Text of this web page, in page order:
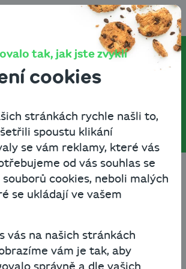
daňová
daňová povinnost
písmena
podle písmena
písmena
podle písmena
Filtrovat podle písmena
O
Filtrovat podle písmena
P
Filtrovat podle
R
Filtrovat
S
tak, jak jste zvyklí
cookies
stránkách rychle našli to,
spoustu klikání
se vám reklamy, které vás
od vás souhlas se
cookies, neboli malých
se ukládají ve vašem
vás na našich stránkách
vám je tak, aby
správně a dle vašich